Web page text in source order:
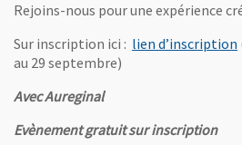
Rejoins-nous pour une expérience
Sur inscription ici : lien d’inscription
au 29 septembre)
Avec Aureginal
Evènement gratuit sur inscription